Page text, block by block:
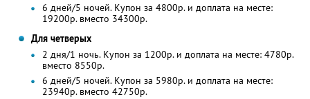
6 дней/5 ночей. Купон за 4800р. и доплата на месте:
19200р. вместо 34300р.
Для четверых
2 дня/1 ночь. Купон за 1200р. и доплата на месте: 4780р.
вместо 8550р.
6 дней/5 ночей. Купон за 5980р. и доплата на месте:
23940р. вместо 42750р.